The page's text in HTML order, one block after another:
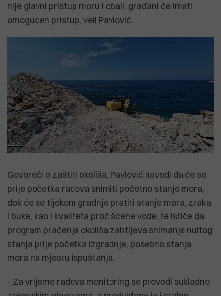
nije glavni pristup moru i obali, građani će imati
omogućen pristup, veli Pavlović.
Govoreći o zaštiti okoliša, Pavlović navodi da će se
prije početka radova snimiti početno stanje mora,
dok će se tijekom gradnje pratiti stanje mora, zraka
i buke, kao i kvaliteta pročišćene vode, te ističe da
program praćenja okoliša zahtijeva snimanje nultog
stanja prije početka izgradnje, posebno stanja
mora na mjestu ispuštanja.
- Za vrijeme radova monitoring se provodi sukladno